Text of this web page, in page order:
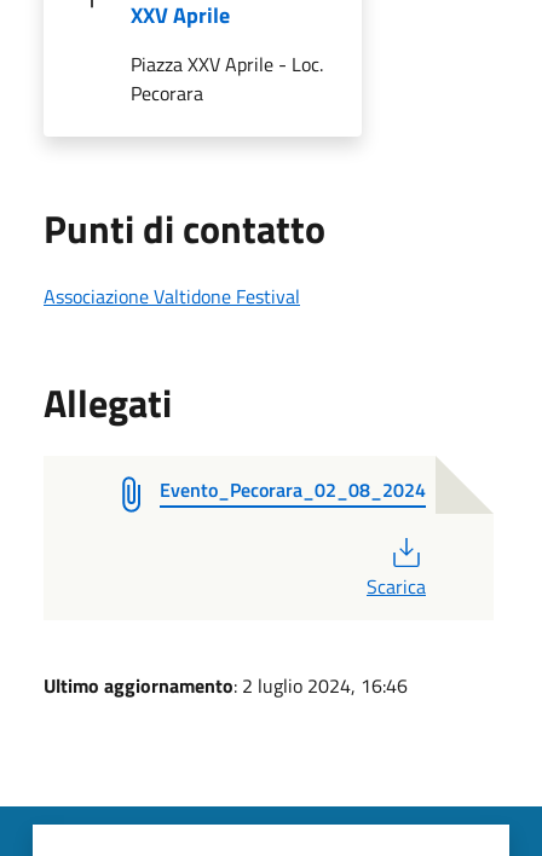
XXV Aprile
Piazza XXV Aprile - Loc.
Pecorara
Punti di contatto
Associazione Valtidone Festival
Allegati
Evento_Pecorara_02_08_2024
Scarica
Ultimo aggiornamento: 2 luglio 2024, 16:46